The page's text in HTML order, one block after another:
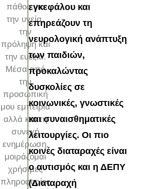
πάθος για
την υγεία,
την
πρόληψη και
την ευεξία.
Μέσα από
την
προσωπική
μου εμπειρία
αλλά και τη
συνεχή
ενημέρωση,
μοιράζομαι
χρήσιμες
πληροφορίες
εγκεφάλου και
επηρεάζουν τη
νευρολογική ανάπτυξη
των παιδιών,
προκαλώντας
δυσκολίες σε
κοινωνικές, γνωστικές
και συναισθηματικές
λειτουργίες. Οι πιο
κοινές διαταραχές είναι
ο αυτισμός και η ΔΕΠΥ
(Διαταραχή